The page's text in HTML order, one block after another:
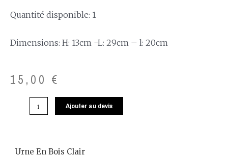
Quantité disponible: 1
Dimensions: H: 13cm -L: 29cm – l: 20cm
15,00 €
Ajouter au devis
Urne En Bois Clair